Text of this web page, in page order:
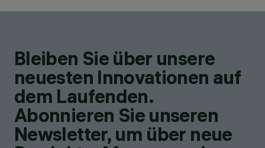
Bleiben Sie über unsere
neuesten Innovationen auf
dem Laufenden.
Abonnieren Sie unseren
Newsletter, um über neue